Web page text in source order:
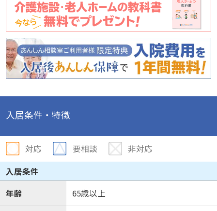
入居条件・特徴
対応 要相談
非対応
入居条件
年齢
65歳以上